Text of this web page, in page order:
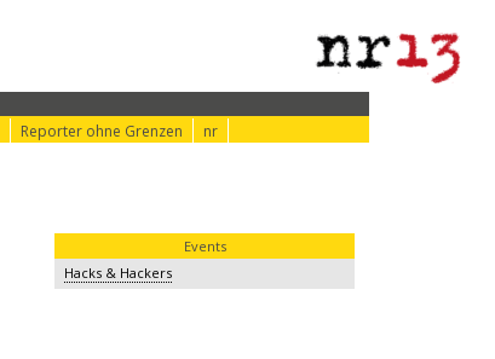
Reporter ohne Grenzen nr
Events
Hacks & Hackers